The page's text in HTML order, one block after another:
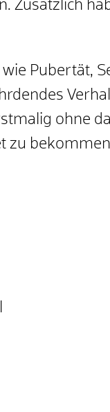
Zusätzlich
Pubertät,
ohne
zu